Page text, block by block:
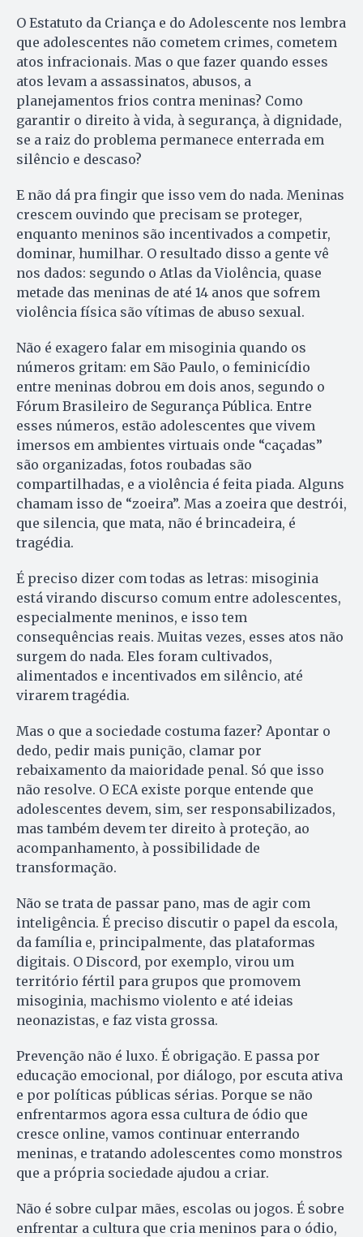
O Estatuto da Criança e do Adolescente nos lembra
que adolescentes não cometem crimes, cometem
atos infracionais. Mas o que fazer quando esses
atos levam a assassinatos, abusos, a
planejamentos frios contra meninas? Como
garantir o direito à vida, à segurança, à dignidade,
se a raiz do problema permanece enterrada em
silêncio e descaso?
E não dá pra fingir que isso vem do nada. Meninas
crescem ouvindo que precisam se proteger,
enquanto meninos são incentivados a competir,
dominar, humilhar. O resultado disso a gente vê
nos dados: segundo o Atlas da Violência, quase
metade das meninas de até 14 anos que sofrem
violência física são vítimas de abuso sexual.
Não é exagero falar em misoginia quando os
números gritam: em São Paulo, o feminicídio
entre meninas dobrou em dois anos, segundo o
Fórum Brasileiro de Segurança Pública. Entre
esses números, estão adolescentes que vivem
imersos em ambientes virtuais onde “caçadas”
são organizadas, fotos roubadas são
compartilhadas, e a violência é feita piada. Alguns
chamam isso de “zoeira”. Mas a zoeira que destrói,
que silencia, que mata, não é brincadeira, é
tragédia.
É preciso dizer com todas as letras: misoginia
está virando discurso comum entre adolescentes,
especialmente meninos, e isso tem
consequências reais. Muitas vezes, esses atos não
surgem do nada. Eles foram cultivados,
alimentados e incentivados em silêncio, até
virarem tragédia.
Mas o que a sociedade costuma fazer? Apontar o
dedo, pedir mais punição, clamar por
rebaixamento da maioridade penal. Só que isso
não resolve. O ECA existe porque entende que
adolescentes devem, sim, ser responsabilizados,
mas também devem ter direito à proteção, ao
acompanhamento, à possibilidade de
transformação.
Não se trata de passar pano, mas de agir com
inteligência. É preciso discutir o papel da escola,
da família e, principalmente, das plataformas
digitais. O Discord, por exemplo, virou um
território fértil para grupos que promovem
misoginia, machismo violento e até ideias
neonazistas, e faz vista grossa.
Prevenção não é luxo. É obrigação. E passa por
educação emocional, por diálogo, por escuta ativa
e por políticas públicas sérias. Porque se não
enfrentarmos agora essa cultura de ódio que
cresce online, vamos continuar enterrando
meninas, e tratando adolescentes como monstros
que a própria sociedade ajudou a criar.
Não é sobre culpar mães, escolas ou jogos. É sobre
enfrentar a cultura que cria meninos para o ódio,